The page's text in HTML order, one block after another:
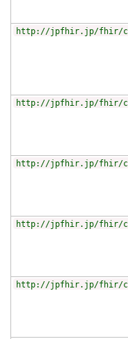
http://jpfhir.jp/fhir/core/
http://jpfhir.jp/fhir/core/
http://jpfhir.jp/fhir/core/
http://jpfhir.jp/fhir/core/
http://jpfhir.jp/fhir/core/